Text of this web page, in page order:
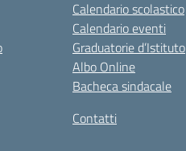
Calendario scolastico
Calendario eventi
Graduatorie d’Istituto
Albo Online
Bacheca sindacale
Contatti